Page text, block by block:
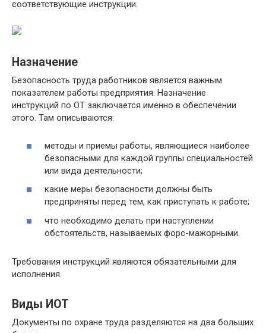
соответствующие инструкции.
Назначение
Безопасность труда работников является важным
показателем работы предприятия. Назначение
инструкций по ОТ заключается именно в обеспечении
этого. Там описываются:
методы и приемы работы, являющиеся наиболее
безопасными для каждой группы специальностей
или вида деятельности;
какие меры безопасности должны быть
предприняты перед тем, как приступать к работе;
что необходимо делать при наступлении
обстоятельств, называемых форс-мажорными.
Требования инструкций являются обязательными для
исполнения.
Виды ИОТ
Документы по охране труда разделяются на два больших